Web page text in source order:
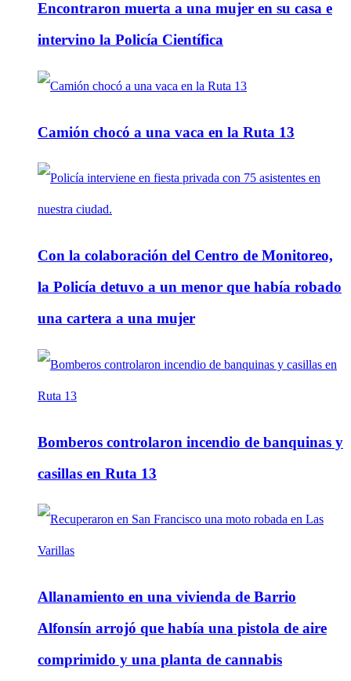
Encontraron muerta a una mujer en su casa e
intervino la Policía Científica
Camión chocó a una vaca en la Ruta 13
Con la colaboración del Centro de Monitoreo,
la Policía detuvo a un menor que había robado
una cartera a una mujer
Bomberos controlaron incendio de banquinas y
casillas en Ruta 13
Allanamiento en una vivienda de Barrio
Alfonsín arrojó que había una pistola de aire
comprimido y una planta de cannabis